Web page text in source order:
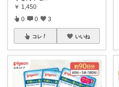
￥ 1,450
0 0 3
コレ いいね